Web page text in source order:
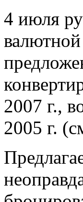
4 июля
2007 г.,
2005 г.